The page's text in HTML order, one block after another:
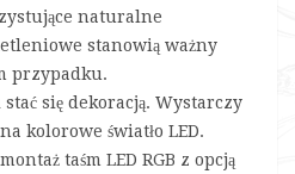
naturalne
stanowią ważny
przypadku.
stać się dekoracją. Wystarczy
kolorowe światło LED.
taśm LED RGB z opcją